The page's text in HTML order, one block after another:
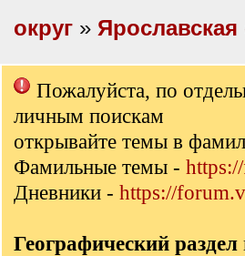
округ » Ярославская
Пожалуйста, по
личным поискам
открывайте темы в
Фамильные темы -
Дневники - https://
Географический раздел